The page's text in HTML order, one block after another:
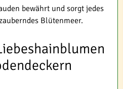
bewährt und sorgt jedes
Blütenmeer.